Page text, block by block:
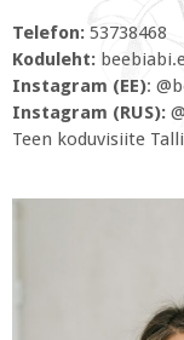
Telefon: 53738468
Koduleht:
Instagram (EE):
Instagram (RUS):
Teen koduvisiite